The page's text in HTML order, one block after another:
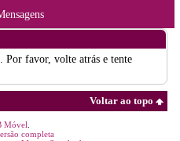
Por favor, volte atrás e tente
Voltar ao topo
Móvel
completa